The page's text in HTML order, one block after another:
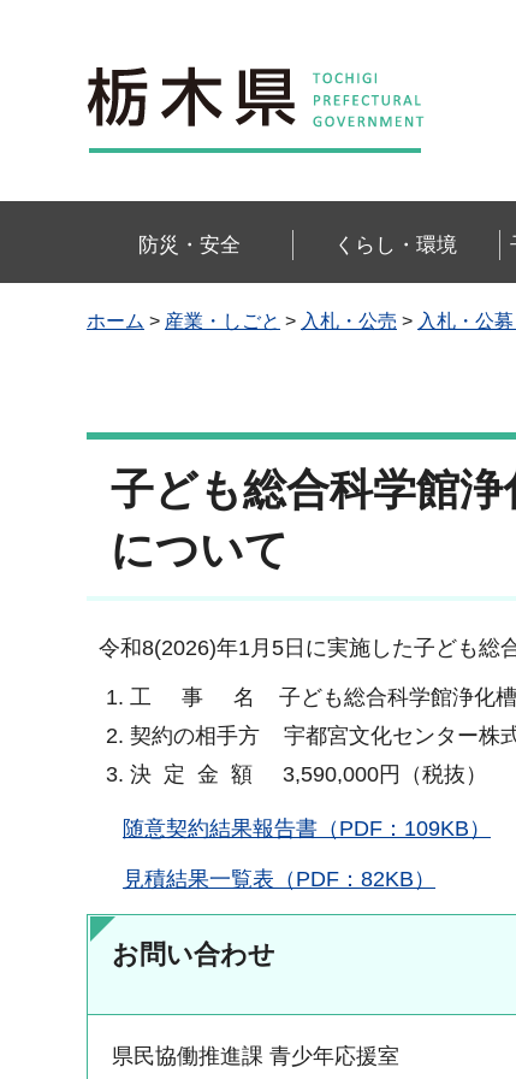
栃木県
防災・安全 くらし・環境
ホーム > 産業・しごと > 入札・公売 > 入札・公
子ども総合科学館
について
令和8(2026)年1月5日に実施した子ども総
工 事 名 子ども総合科学館浄化槽
契約の相手方 宇都宮文化センター株
決 定 金 額 3,590,000円（税抜）
随意契約結果報告書（PDF：109KB）
見積結果一覧表（PDF：82KB）
お問い合わせ
県民協働推進課 青少年応援室